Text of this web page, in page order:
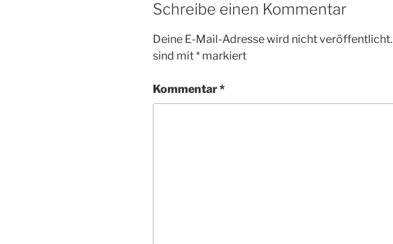
Schreibe einen Kommentar
Deine E-Mail-Adresse wird nicht veröffentlicht.
sind mit* markiert
Kommentar*